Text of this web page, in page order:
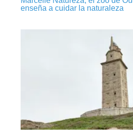
enseña a cuidar la naturaleza